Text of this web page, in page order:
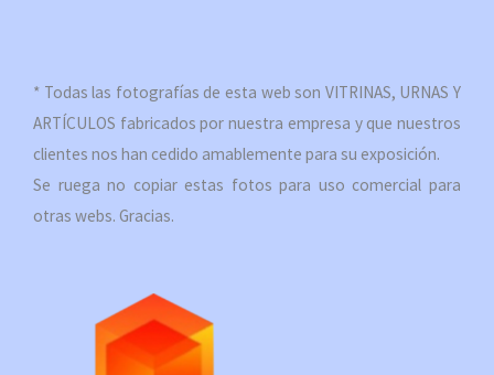
* Todas las fotografías de esta web son VITRINAS, URNAS Y
ARTÍCULOS fabricados por nuestra empresa y que nuestros
clientes nos han cedido amablemente para su exposición.
Se ruega no copiar estas fotos para uso comercial para
otras webs. Gracias.